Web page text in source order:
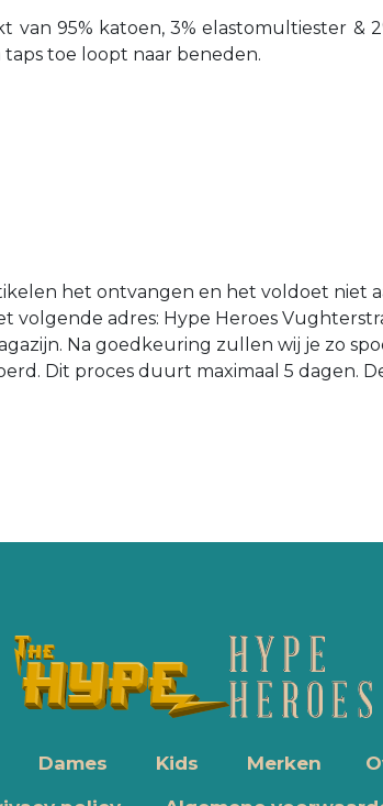
95% katoen, 3% elastomultiester &
toe loopt naar beneden.
het ontvangen en het voldoet niet
adres: Hype Heroes
Na goedkeuring zullen wij je zo
Dit proces duurt maximaal 5 dagen.
Dames Kids Merken